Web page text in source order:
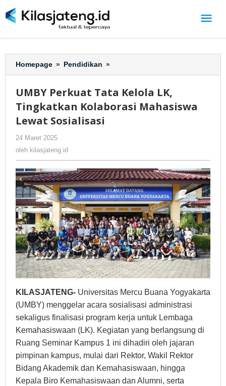
ke
Homepage » Pendidikan »
Perkuat
Kelola
LK,
Sosialisasi
UMBY Perkuat Tata Kelola LK,
Tingkatkan Kolaborasi Mahasiswa
Lewat Sosialisasi
24 Maret 2025
kilasjateng.id
oleh kilasjateng.id
KILASJATENG- Universitas Mercu Buana Yogyakarta
(UMBY) menggelar acara sosialisasi administrasi
sekaligus finalisasi program kerja untuk Lembaga
Kemahasiswaan (LK). Kegiatan yang berlangsung di
Ruang Seminar Kampus 1 ini dihadiri oleh jajaran
pimpinan kampus, mulai dari Rektor, Wakil Rektor
Bidang Akademik dan Kemahasiswaan, hingga
Kepala Biro Kemahasiswaan dan Alumni, serta